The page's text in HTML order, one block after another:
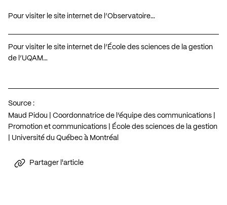
Pour visiter le site internet de l’Observatoire…
Pour visiter le site internet de l’École des sciences de la gestion
de l’UQAM…
Source :
Maud Pidou | Coordonnatrice de l’équipe des communications |
Promotion et communications | École des sciences de la gestion
| Université du Québec à Montréal
Partager l'article